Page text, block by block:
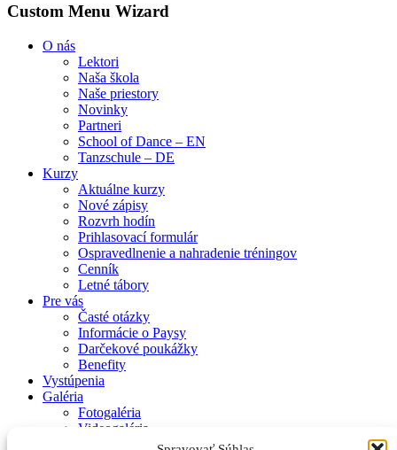
Custom Menu Wizard
O nás
Lektori
Naša škola
Naše priestory
Novinky
Partneri
School of Dance – EN
Tanzschule – DE
Kurzy
Aktuálne kurzy
Nové zápisy
Rozvrh hodín
Prihlasovací formulár
Ospravedlnenie a nahradenie tréningov
Cenník
Letné tábory
Pre vás
Časté otázky
Informácie o Paysy
Darčekové poukážky
Benefity
Vystúpenia
Galéria
Fotogaléria
Videogaléria